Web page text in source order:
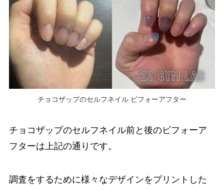
チョコザップのセルフネイル ビフォーアフター
チョコザップのセルフネイル前と後のビフォーア
フターは上記の通りです。
調査をするために様々なデザインをプリントした